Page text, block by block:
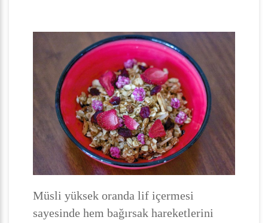
Müsli yüksek oranda lif içermesi
sayesinde hem bağırsak hareketlerini